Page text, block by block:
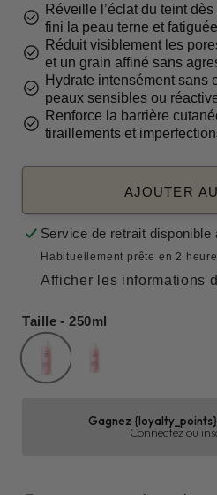
check_circle Réveille l’éclat du teint
fini la peau terne et fatiguée
check_circle Réduit visiblement les
et un grain affiné sans
check_circle Hydrate intensément sans
peaux sensibles ou
check_circle Renforce la barrière
tiraillements et
AJOUTER
Service de retrait disponible
Habituellement prête en 2
Afficher les informations
Taille - 250ml
Gagnez
Connectez ou